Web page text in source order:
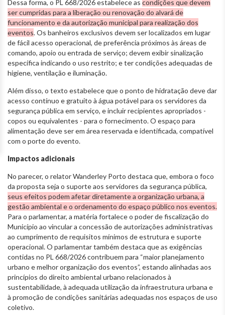
Dessa forma, o PL 668/2026 estabelece as condições que devem
ser cumpridas para a liberação ou renovação do alvará de
funcionamento e da autorização municipal para realização dos
eventos. Os banheiros exclusivos devem ser localizados em lugar
de fácil acesso operacional, de preferência próximos às áreas de
comando, apoio ou entrada de serviço; devem exibir sinalização
específica indicando o uso restrito; e ter condições adequadas de
higiene, ventilação e iluminação.
Além disso, o texto estabelece que o ponto de hidratação deve dar
acesso contínuo e gratuito à água potável para os servidores da
segurança pública em serviço, e incluir recipientes apropriados -
copos ou equivalentes - para o fornecimento. O espaço para
alimentação deve ser em área reservada e identificada, compatível
com o porte do evento.
Impactos adicionais
No parecer, o relator Wanderley Porto destaca que, embora o foco
da proposta seja o suporte aos servidores da segurança pública,
seus efeitos podem afetar diretamente a organização urbana, a
gestão ambiental e o ordenamento do espaço público nos eventos.
Para o parlamentar, a matéria fortalece o poder de fiscalização do
Município ao vincular a concessão de autorizações administrativas
ao cumprimento de requisitos mínimos de estrutura e suporte
operacional. O parlamentar também destaca que as exigências
contidas no PL 668/2026 contribuem para “maior planejamento
urbano e melhor organização dos eventos”, estando alinhadas aos
princípios do direito ambiental urbano relacionados à
sustentabilidade, à adequada utilização da infraestrutura urbana e
à promoção de condições sanitárias adequadas nos espaços de uso
coletivo.